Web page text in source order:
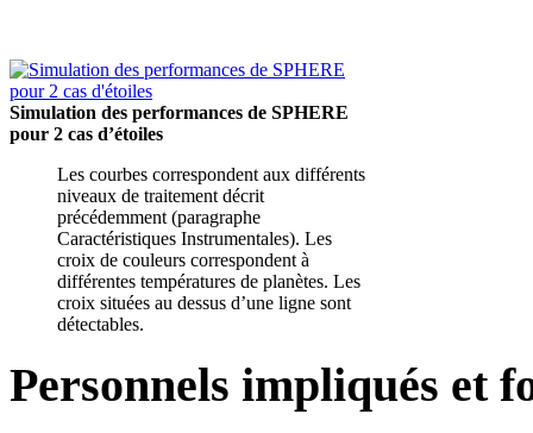
Simulation des performances de SPHERE
pour 2 cas d’étoiles
Les courbes correspondent aux différents
niveaux de traitement décrit
précédemment (paragraphe
Caractéristiques Instrumentales). Les
croix de couleurs correspondent à
différentes températures de planètes. Les
croix situées au dessus d’une ligne sont
détectables.
Personnels impliqués et